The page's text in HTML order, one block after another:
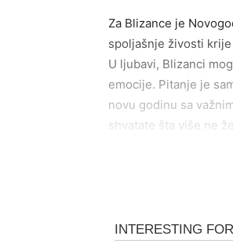
Za Blizance je
spoljašnje živosti
U ljubavi, Blizanci
emocije. Pitanje je
novu godinu sa
shvatate šta više ne
prepliću se sa